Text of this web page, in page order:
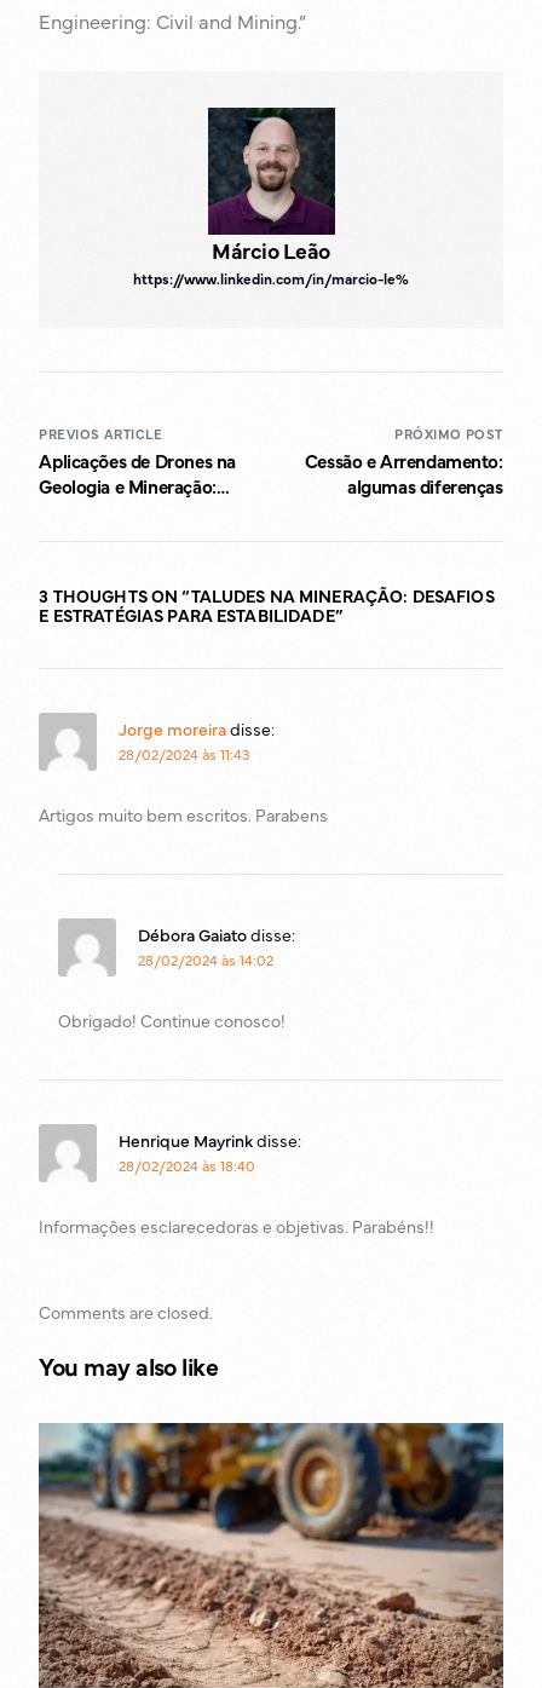
Engineering: Civil and Mining.”
Márcio Leão
https://www.linkedin.com/in/marcio-le%
PREVIOS ARTICLE
Aplicações de Drones na
Geologia e Mineração:
Exploração e
PRÓXIMO POST
Cessão e Arrendamento:
algumas diferenças
3 THOUGHTS ON “TALUDES NA MINERAÇÃO: DESAFIOS
E ESTRATÉGIAS PARA ESTABILIDADE”
Jorge moreiradisse:
28/02/2024 às 11:43
Artigos muito bem escritos. Parabens
Débora Gaiatodisse:
28/02/2024 às 14:02
Obrigado! Continue conosco!
Henrique Mayrinkdisse:
28/02/2024 às 18:40
Informações esclarecedoras e objetivas. Parabéns!!
Comments are closed.
You may also like